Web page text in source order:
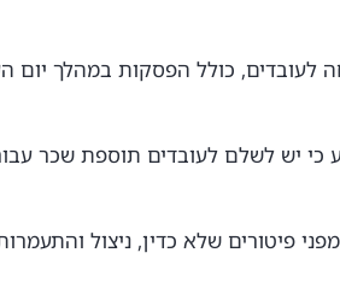
לעובדים, כולל הפסקות במהלך יום
כי יש לשלם לעובדים תוספת שכר
פיטורים שלא כדין, ניצול